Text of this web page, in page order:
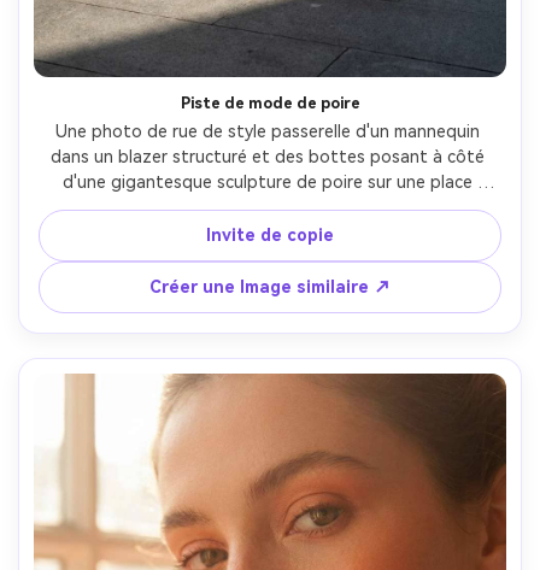
Piste de mode de poire
Une photo de rue de style passerelle d'un mannequin
dans un blazer structuré et des bottes posant à côté
d'une gigantesque sculpture de poire sur une place
minimaliste, des ombres dures de midi, des lignes
d'architecture nettes, prise sur Canon R5 70mm f/2, cadre
éditorial complet, haut contraste, matériaux réalistes,
ambiance de campagne de mode premium, éclairage
cinématographique doux-AR 4:5
Invite de copie
Créer une Image similaire ↗